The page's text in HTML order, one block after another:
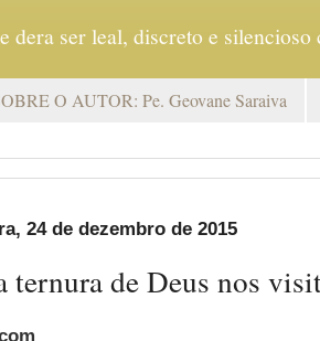
dera ser leal, discreto e
O AUTOR: Pe. Geovane Saraiva
24 de dezembro de 2015
ternura de Deus nos